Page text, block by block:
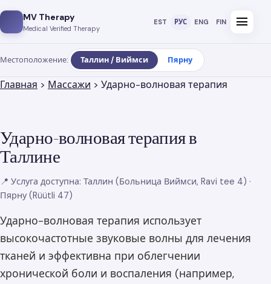
MV Therapy
Medical Verified Therapy
EST РУС ENG FIN menu
Местоположение: Таллин / Виймси Пярну
Главная > Массажи > Ударно-волновая терапия
Ударно-волновая терапия в
Таллине
📍 Услуга доступна: Таллин (Больница Виймси, Ravi tee 4) ·
Пярну (Rüütli 47)
Ударно-волновая терапия использует
высокочастотные звуковые волны для лечения
тканей и эффективна при облегчении
хронической боли и воспаления (например,